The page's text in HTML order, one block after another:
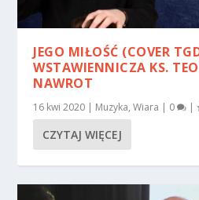
JEGO MIŁOŚĆ (COVER
WSTAWIENNICZA KS.
NAWROT
16 kwi 2020 | Muzyka,Wiara | 0 |
CZYTAJ WIĘCEJ